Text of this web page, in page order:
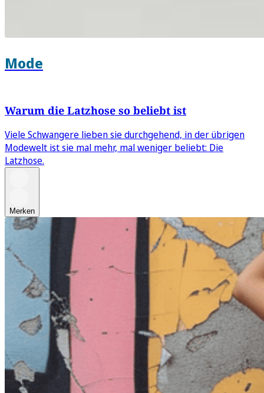
Mode
Warum die Latzhose so beliebt ist
Viele Schwangere lieben sie durchgehend, in der übrigen
Modewelt ist sie mal mehr, mal weniger beliebt: Die
Latzhose.
Merken